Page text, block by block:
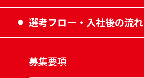
選考フロー・入社後の流れ
募集要項